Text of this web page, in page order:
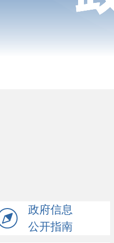
政府信息
公开指南